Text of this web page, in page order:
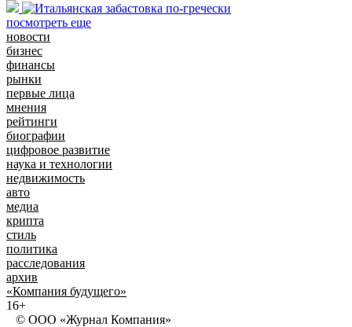
посмотреть еще
новости
бизнес
финансы
рынки
первые лица
мнения
рейтинги
биографии
цифровое развитие
наука и технологии
недвижимость
авто
медиа
крипта
стиль
политика
расследования
архив
«Компания будущего»
16+
© ООО «Журнал Компания»